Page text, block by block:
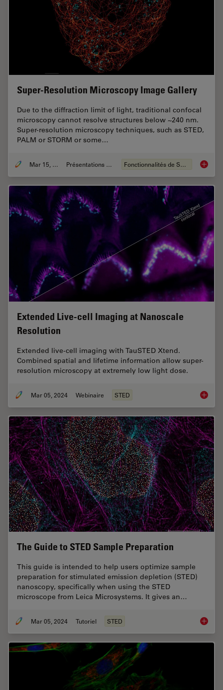
Super-Resolution Microscopy Image Gallery
Due to the diffraction limit of light, traditional confocal
microscopy cannot resolve structures below ~240 nm.
Super-resolution microscopy techniques, such as STED,
PALM or STORM or some…
Mar 15, 2024 Présentations du CSF Fonctionnalités de STELLARIS Super-
Extended Live-cell Imaging at Nanoscale
Resolution
Extended live-cell imaging with TauSTED Xtend.
Combined spatial and lifetime information allow super-
resolution microscopy at extremely low light dose.
Mar 05, 2024 Webinaire STED
The Guide to STED Sample Preparation
This guide is intended to help users optimize sample
preparation for stimulated emission depletion (STED)
nanoscopy, specifically when using the STED
microscope from Leica Microsystems. It gives an…
Mar 05, 2024 Tutoriel STED The